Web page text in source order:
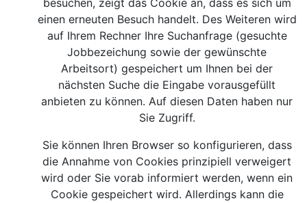
besuchen, zeigt das Cookie an, dass es sich um
einen erneuten Besuch handelt. Des Weiteren wird
auf Ihrem Rechner Ihre Suchanfrage (gesuchte
Jobbezeichung sowie der gewünschte
Arbeitsort) gespeichert um Ihnen bei der
nächsten Suche die Eingabe vorausgefüllt
anbieten zu können. Auf diesen Daten haben nur
Sie Zugriff.
Sie können Ihren Browser so konfigurieren, dass
die Annahme von Cookies prinzipiell verweigert
wird oder Sie vorab informiert werden, wenn ein
Cookie gespeichert wird. Allerdings kann die